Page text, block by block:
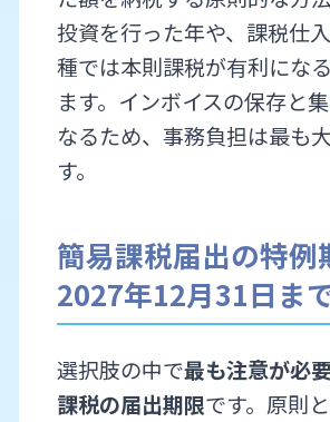
投資を行った年や、課税仕
種では本則課税が有利にな
ます。インボイスの保存と
なるため、事務負担は最も
す。
簡易課税届出の特例
2027年12月31日ま
選択肢の中で最も注意が必
課税の届出期限です。原則